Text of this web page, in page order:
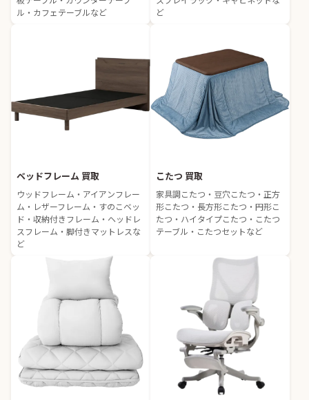
ル・カフェテーブルなど
ど
ベッドフレーム 買取
ウッドフレーム・アイアンフレー
ム・レザーフレーム・すのこベッ
ド・収納付きフレーム・ヘッドレ
スフレーム・脚付きマットレスな
ど
こたつ 買取
家具調こたつ・豆穴こたつ・正方
形こたつ・長方形こたつ・円形こ
たつ・ハイタイプこたつ・こたつ
テーブル・こたつセットなど